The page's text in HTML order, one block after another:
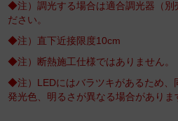
◆注）調光する場合は適合調光器（別
ださい。
◆注）直下近接限度10cm
◆注）断熱施工仕様ではありません。
◆注）LEDにはバラツキがあるため、
発光色、明るさが異なる場合がありま